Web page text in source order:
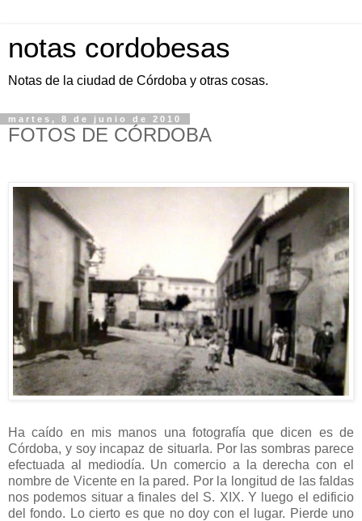
notas cordobesas
Notas de la ciudad de Córdoba y otras cosas.
martes, 8 de junio de 2010
FOTOS DE CÓRDOBA
Ha caído en mis manos una fotografía que dicen es de
Córdoba, y soy incapaz de situarla. Por las sombras parece
efectuada al mediodía. Un comercio a la derecha con el
nombre de Vicente en la pared. Por la longitud de las faldas
nos podemos situar a finales del S. XIX. Y luego el edificio
del fondo. Lo cierto es que no doy con el lugar. Pierde uno